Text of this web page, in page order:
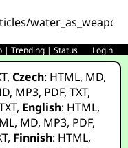
|Trending |Status Login
,Czech: HTML, MD,
, MP3, PDF,TXT,
, English: HTML,
, MD, MP3, PDF,
, Finnish: HTML,